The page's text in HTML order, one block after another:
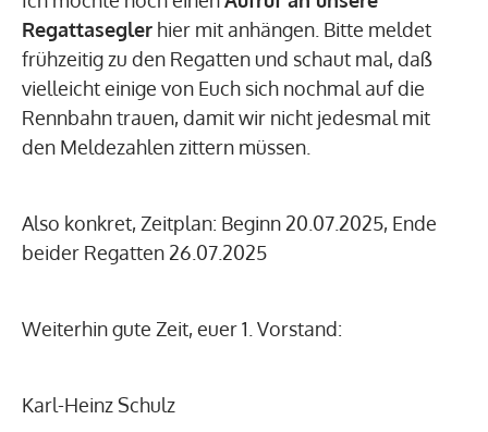
Regattasegler hier mit anhängen. Bitte meldet
frühzeitig zu den Regatten und schaut mal, daß
vielleicht einige von Euch sich nochmal auf die
Rennbahn trauen, damit wir nicht jedesmal mit
den Meldezahlen zittern müssen.
Also konkret, Zeitplan: Beginn 20.07.2025, Ende
beider Regatten 26.07.2025
Weiterhin gute Zeit, euer 1. Vorstand:
Karl-Heinz Schulz